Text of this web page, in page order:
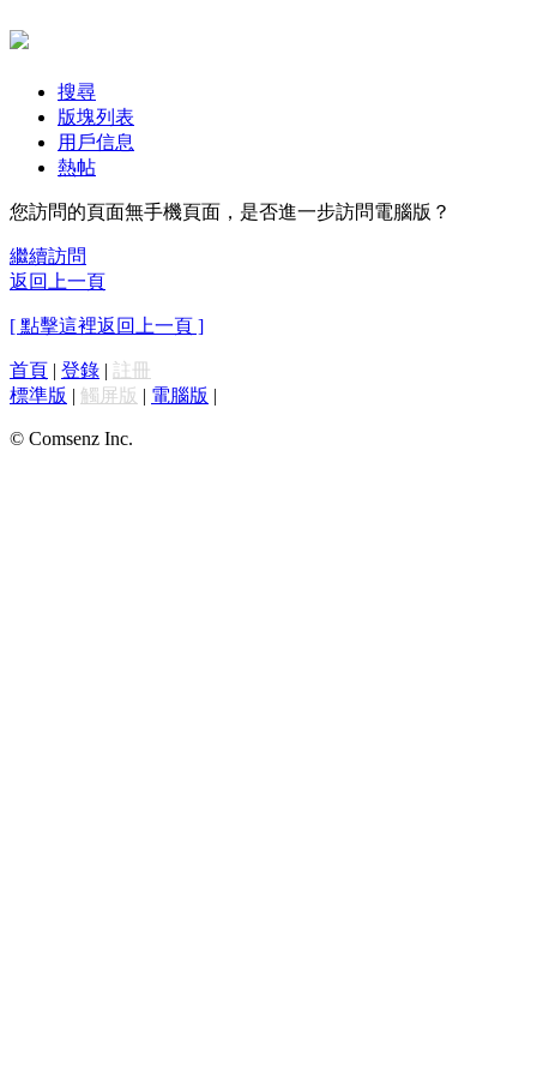
搜尋
版塊列表
用戶信息
熱帖
您訪問的頁面無手機頁面，是否進一步訪問電腦版？
繼續訪問
返回上一頁
[ 點擊這裡返回上一頁 ]
首頁 | 登錄 | 註冊
標準版 | 觸屏版 | 電腦版 |
© Comsenz Inc.